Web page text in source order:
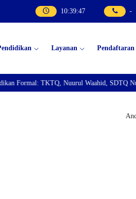
10:39:47 -
Layanan
Formal: TKTQ, Nuurul Waahid, SDTQ